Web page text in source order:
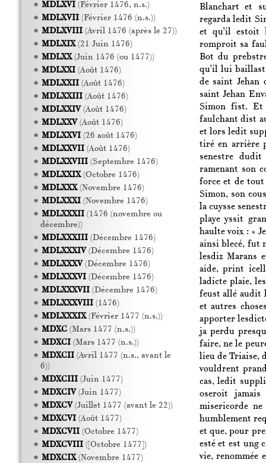
Blanchart et
regarda ledit
et qu’il estoit
romproit sa
Bot du
qu’il lui
de saint Jehan
saint Jehan
Simon fist.
faulchant dist
et lors ledit
tiré en arrière
senestre
ramenant son
force et de tout
Simon, son
la cuysse
playe yssit
haulte voix : «
ainsi blecé, fut
lesdiz Marans
aide, print
ladicte plaie,
feust allé audit
et autres
apporter
ja perdu
faire, ne le
lieu de Triaise,
vouldrent
cas, ledit
oseroit
misericorde
humblement
et que, pour
esté et est ung
vie, renommée
MDLXVI(Février 1476, n.s.)
MDLXVII(Février 1476 (n.s.))
MDLXVIII(Avril 1476 (après le 27))
MDLXIX(21 Juin 1476)
MDLXX(Juin 1476 (ou 1477))
MDLXXI(Août 1476)
MDLXXII(Août 1476)
MDLXXIII(Août 1476)
MDLXXIV(Août 1476)
MDLXXV(Août 1476)
MDLXXVI(26 août 1476)
MDLXXVII(Août 1476)
MDLXXVIII(Septembre 1476)
MDLXXIX(Octobre 1476)
MDLXXX(Novembre 1476)
MDLXXXI(Novembre 1476)
MDLXXXII(1476 (novembre ou
décembre))
MDLXXXIII(Décembre 1476)
MDLXXXIV(Décembre 1476)
MDLXXXV(Décembre 1476)
MDLXXXVI(Décembre 1476)
MDLXXXVII(Décembre 1476)
MDLXXXVIII(1476)
MDLXXXIX(Février 1477 (n.s.))
MDXC(Mars 1477 (n.s.))
MDXCI(Mars 1477 (n.s.))
MDXCII(Avril 1477 (n.s., avant le
6))
MDXCIII(Juin 1477)
MDXCIV(Juin 1477)
MDXCV(Juillet 1477 (avant le 22))
MDXCVI(Août 1477)
MDXCVII(Octobre 1477)
MDXCVIII([Octobre 1477])
MDXCIX(Novembre 1477)